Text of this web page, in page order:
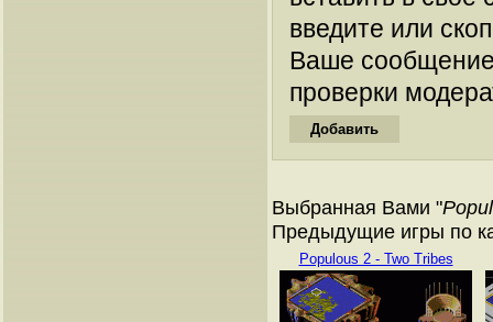
введите или
Ваше
проверки
Выбранная Вами "
Предыдущие игры по
Populous 2 - Two Tribes